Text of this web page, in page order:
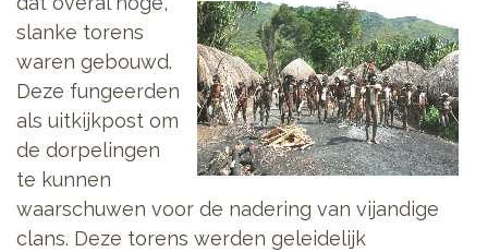
slanke torens
waren gebouwd.
Deze fungeerden
als uitkijkpost om
de dorpelingen
te kunnen
waarschuwen voor de nadering van vijandige
clans. Deze torens werden geleidelijk